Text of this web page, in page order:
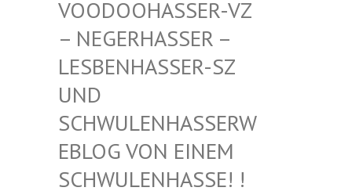
DOOHASSER-VZ – N
EGERHASSER – LES
BENHASSER-SZ UND
SCH
WULENHASSERWEBL
OG VON EINEM SCH
WULENHASSE! ! ERW